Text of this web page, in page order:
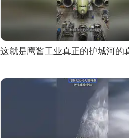
这就是鹰酱工业真正的护城河的